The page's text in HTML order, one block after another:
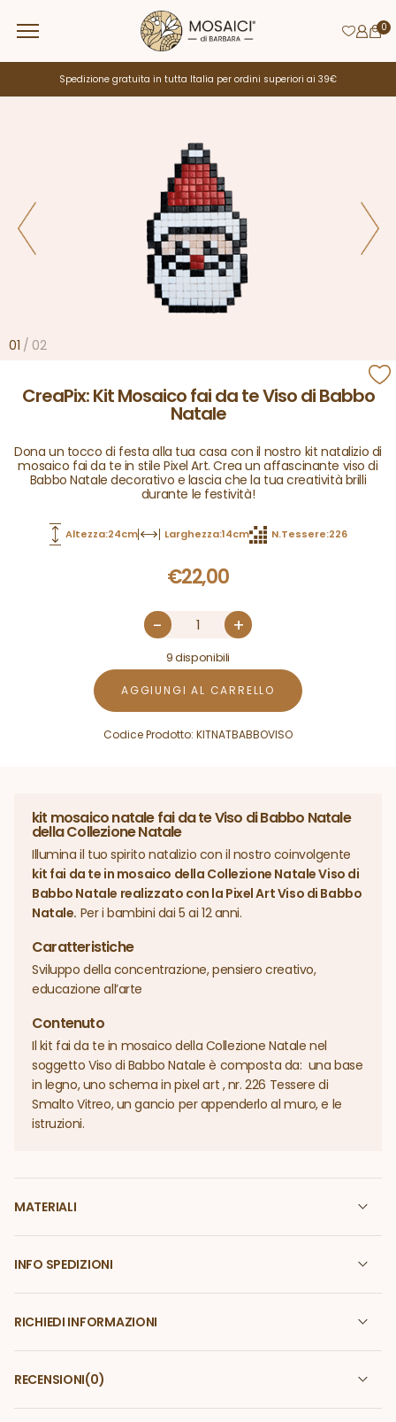
Spedizione gratuita in tutta Italia per ordini superiori ai 39€
CreaPix: Kit Mosaico fai da te Viso di Babbo
Natale
Dona un tocco di festa alla tua casa con il nostro kit natalizio di
mosaico fai da te in stile Pixel Art. Crea un affascinante viso di
Babbo Natale decorativo e lascia che la tua creatività brilli
durante le festività!
Altezza:24cm Larghezza:14cm N.Tessere:226
€22,00
9 disponibili
- +
AGGIUNGI AL CARRELLO
Codice Prodotto: KITNATBABBOVISO
01 / 02
MATERIALI
INFO SPEDIZIONI
RICHIEDI INFORMAZIONI
RECENSIONI(0)
kit mosaico natale fai da te Viso di Babbo Natale
della Collezione Natale
Illumina il tuo spirito natalizio con il nostro coinvolgente
kit fai da te in mosaico della Collezione Natale Viso di
Babbo Natale realizzato con la Pixel Art Viso di Babbo
Natale. Per i bambini dai 5 ai 12 anni.
Caratteristiche
Sviluppo della concentrazione, pensiero creativo,
educazione all’arte
Contenuto
Il kit fai da te in mosaico della Collezione Natale nel
soggetto Viso di Babbo Natale è composta da: una base
in legno, uno schema in pixel art , nr. 226 Tessere di
Smalto Vitreo, un gancio per appenderlo al muro, e le
istruzioni.
0